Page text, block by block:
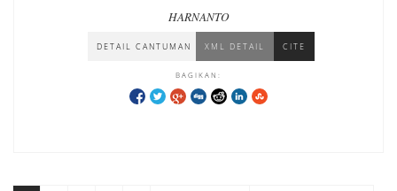
HARNANTO
DETAIL CANTUMAN XML DETAIL CITE
BAGIKAN: